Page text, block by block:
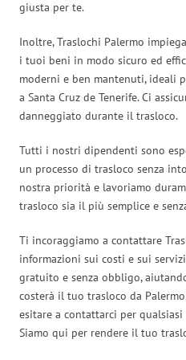
giusta per te.
Inoltre, Traslochi Palermo
i tuoi beni in modo sicuro ed
moderni e ben mantenuti, ideali
a Santa Cruz de Tenerife. Ci
danneggiato durante il trasloco.
Tutti i nostri dipendenti sono
un processo di trasloco senza
nostra priorità e lavoriamo
trasloco sia il più semplice e
Ti incoraggiamo a contattare
informazioni sui costi e sui
gratuito e senza obbligo,
costerà il tuo trasloco da
esitare a contattarci per
Siamo qui per rendere il tuo